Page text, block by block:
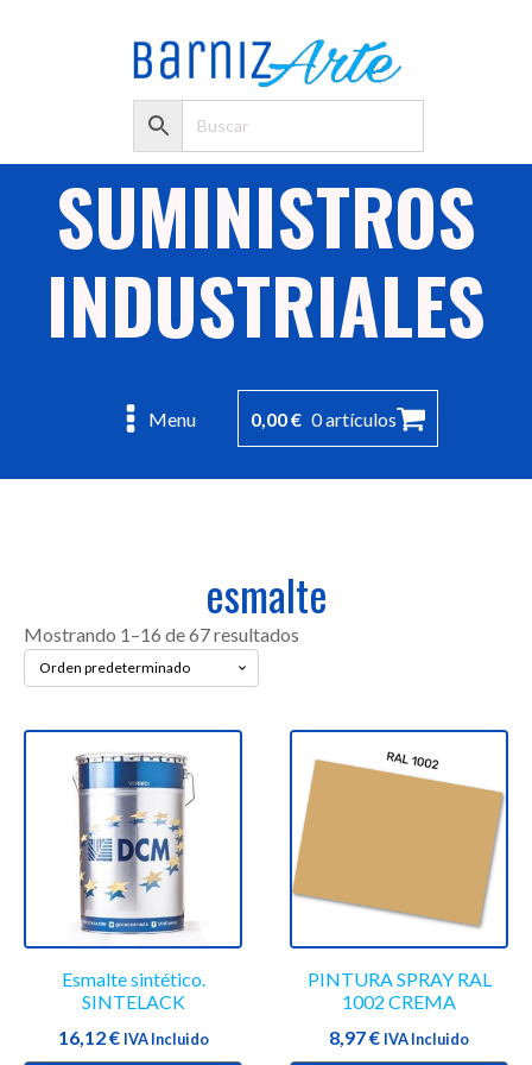
SUMINISTROS
INDUSTRIALES
Menu 0,00€ 0 artículos
esmalte
Mostrando 1–16 de 67 resultados
Esmalte sintético.
SINTELACK
16,12€ IVA Incluido
producto
múltiples
variantes.
opciones
se
pueden
PINTURA SPRAY RAL
1002 CREMA
8,97€ IVA Incluido
producto
tiene
múltiples
variantes.
Las
se
pueden